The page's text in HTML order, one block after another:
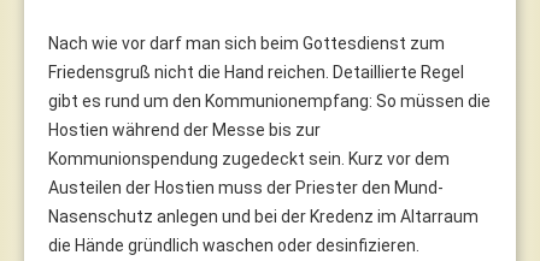
Nach wie vor darf man sich beim Gottesdienst zum
Friedensgruß nicht die Hand reichen. Detaillierte Regel
gibt es rund um den Kommunionempfang: So müssen die
Hostien während der Messe bis zur
Kommunionspendung zugedeckt sein. Kurz vor dem
Austeilen der Hostien muss der Priester den Mund-
Nasenschutz anlegen und bei der Kredenz im Altarraum
die Hände gründlich waschen oder desinfizieren.